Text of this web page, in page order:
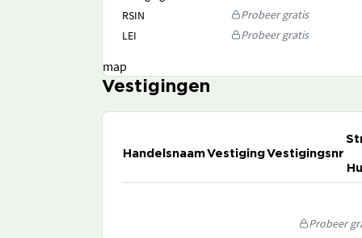
RSIN
Probeer gratis
LEI
Probeer gratis
map
Vestigingen
HandelsnaamVestigingVestigingsnr
Probeer